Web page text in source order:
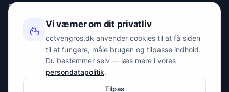
Privatlivspolitik
KONTAKT
info@spyman.dk
Peter Bangs Vej 153, 2000 Frederiksberg
Vi værner om dit privatliv
cctvengros.dk anvender cookies til at få siden
til at fungere, måle brugen og tilpasse indhold.
Du bestemmer selv — læs mere i vores
persondatapolitik.
Tilpas